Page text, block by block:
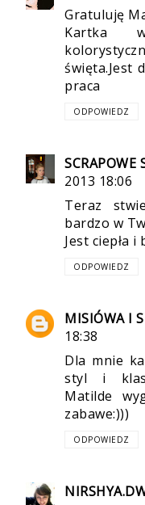
Gratuluję
Kartka
święta.Jest
praca
ODPOWIEDZ
SCRAPOWE
2013 18:06
Teraz
bardzo w
Jest ciepła
ODPOWIEDZ
MISIÓWA I
18:38
Dla mnie
styl i
Matilde
zabawe:)))
ODPOWIEDZ